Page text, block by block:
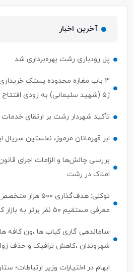
آخرین اخبار
پل رودباری رشت بهره‌برداری شد
۳ باب مغازه محدوده پستک
ژ۵ (شهید سلیمانی) به زودی افتتاح می‌شود
تأکید شهردار رشت بر ارتقای
ابر قهرمانان مرموز، نخستین سریال
بررسی چالش‌ها و الزامات اجرای
املاک در رشت
توکلی: هدف‌گذاری
معرفی مستقیم ۵۰ نفر برتر به بازار کار
ساماندهی گاری کباب ها ،ون کافه
شهروندان ،کاهش ترافیک و حذف
ابهام در اختیارات وزیر ارتباطات؛